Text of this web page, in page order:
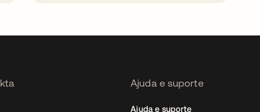
Ajuda e suporte
Ajuda e suporte